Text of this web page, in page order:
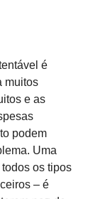
é
muitos
e as
podem
Uma
os tipos
– é